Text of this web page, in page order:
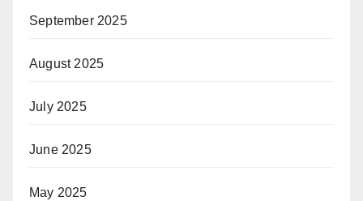
September 2025
August 2025
July 2025
June 2025
May 2025